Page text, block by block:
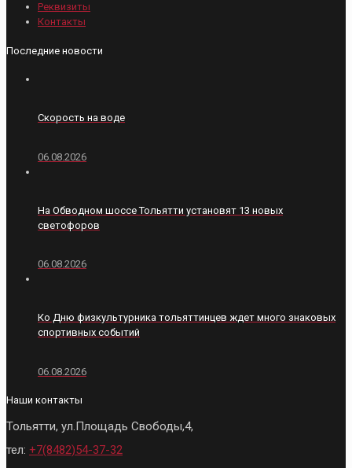
Реквизиты
Контакты
Последние новости
Скорость на воде
06.08.2026
На Обводном шоссе Тольятти установят 13 новых
светофоров
06.08.2026
Ко Дню физкультурника тольяттинцев ждет много знаковых
спортивных событий
06.08.2026
Наши контакты
Тольятти, ул.Площадь Свободы,4,
тел: +7(8482)54-37-32